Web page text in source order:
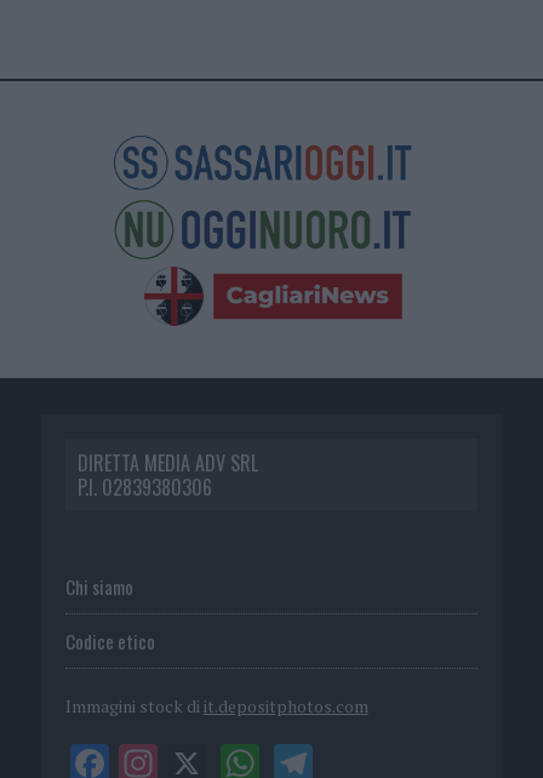
DIRETTA MEDIA ADV SRL
P.I. 02839380306
Chi siamo
Codice etico
Immagini stock di it.depositphotos.com